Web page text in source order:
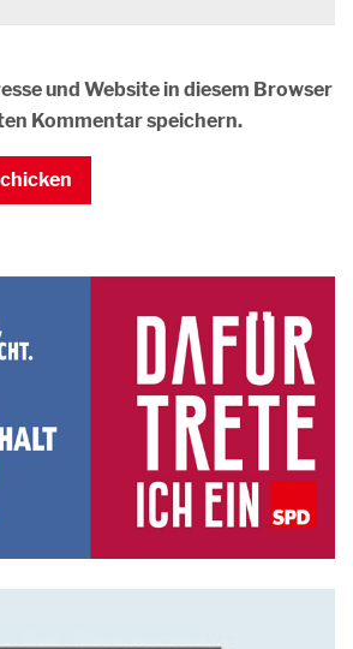
und Website in diesem Browser
Kommentar speichern.